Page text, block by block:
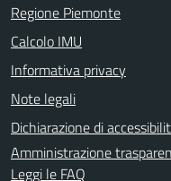
Regione Piemonte
Calcolo IMU
Informativa privacy
Note legali
Dichiarazione di
Amministrazione
Leggi le FAQ